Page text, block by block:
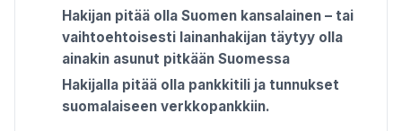
Hakijan pitää olla Suomen kansalainen – tai
vaihtoehtoisesti lainanhakijan täytyy olla
ainakin asunut pitkään Suomessa
Hakijalla pitää olla pankkitili ja tunnukset
suomalaiseen verkkopankkiin.